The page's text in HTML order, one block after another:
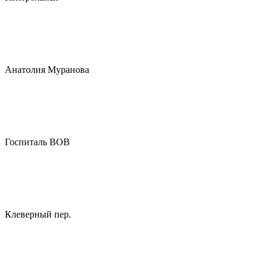
Анатолия Муранова
Госпиталь ВОВ
Клеверный пер.